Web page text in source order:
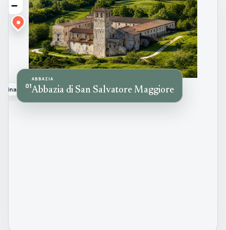
01
ABBAZIA
Abbazia di San Salvatore Maggiore